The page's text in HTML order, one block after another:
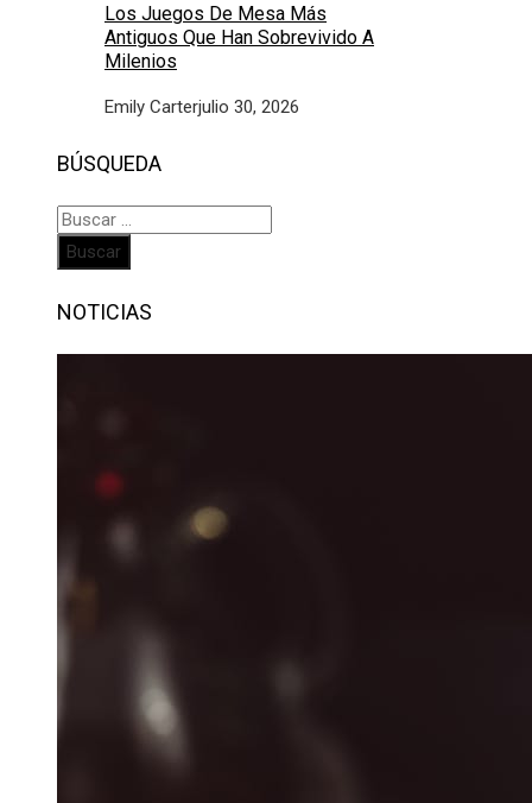
Los Juegos De Mesa Más
Antiguos Que Han Sobrevivido A
Milenios
Emily Carterjulio 30, 2026
BÚSQUEDA
Buscar:
NOTICIAS